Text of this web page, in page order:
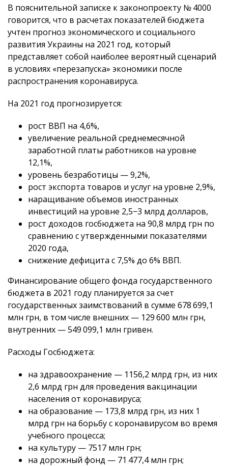
В пояснительной записке к законопроекту № 4000
говорится, что в расчетах показателей бюджета
учтен прогноз экономического и социального
развития Украины на 2021 год, который
представляет собой наиболее вероятный сценарий
в условиях «перезапуска» экономики после
распространения коронавируса.
На 2021 год прогнозируется:
рост ВВП на 4,6%,
увеличение реальной среднемесячной
заработной платы работников на уровне
12,1%,
уровень безработицы — 9,2%,
рост экспорта товаров и услуг на уровне 2,9%,
наращивание объемов иностранных
инвестиций на уровне 2,5−3 млрд долларов,
рост доходов госбюджета на 90,8 млрд грн по
сравнению с утвержденными показателями
2020 года,
снижение дефицита с 7,5% до 6% ВВП.
Финансирование общего фонда государственного
бюджета в 2021 году планируется за счет
государственных заимствований в сумме 678 699,1
млн грн, в том числе внешних — 129 600 млн грн,
внутренних — 549 099,1 млн гривен.
Расходы Госбюджета:
на здравоохранение — 1156,2 млрд грн, из них
2,6 млрд грн для проведения вакцинации
населения от коронавируса;
на образование — 173,8 млрд грн, из них 1
млрд грн на борьбу с коронавирусом во время
учебного процесса;
на культуру — 7517 млн грн;
на дорожный фонд — 71 477,4 млн грн;